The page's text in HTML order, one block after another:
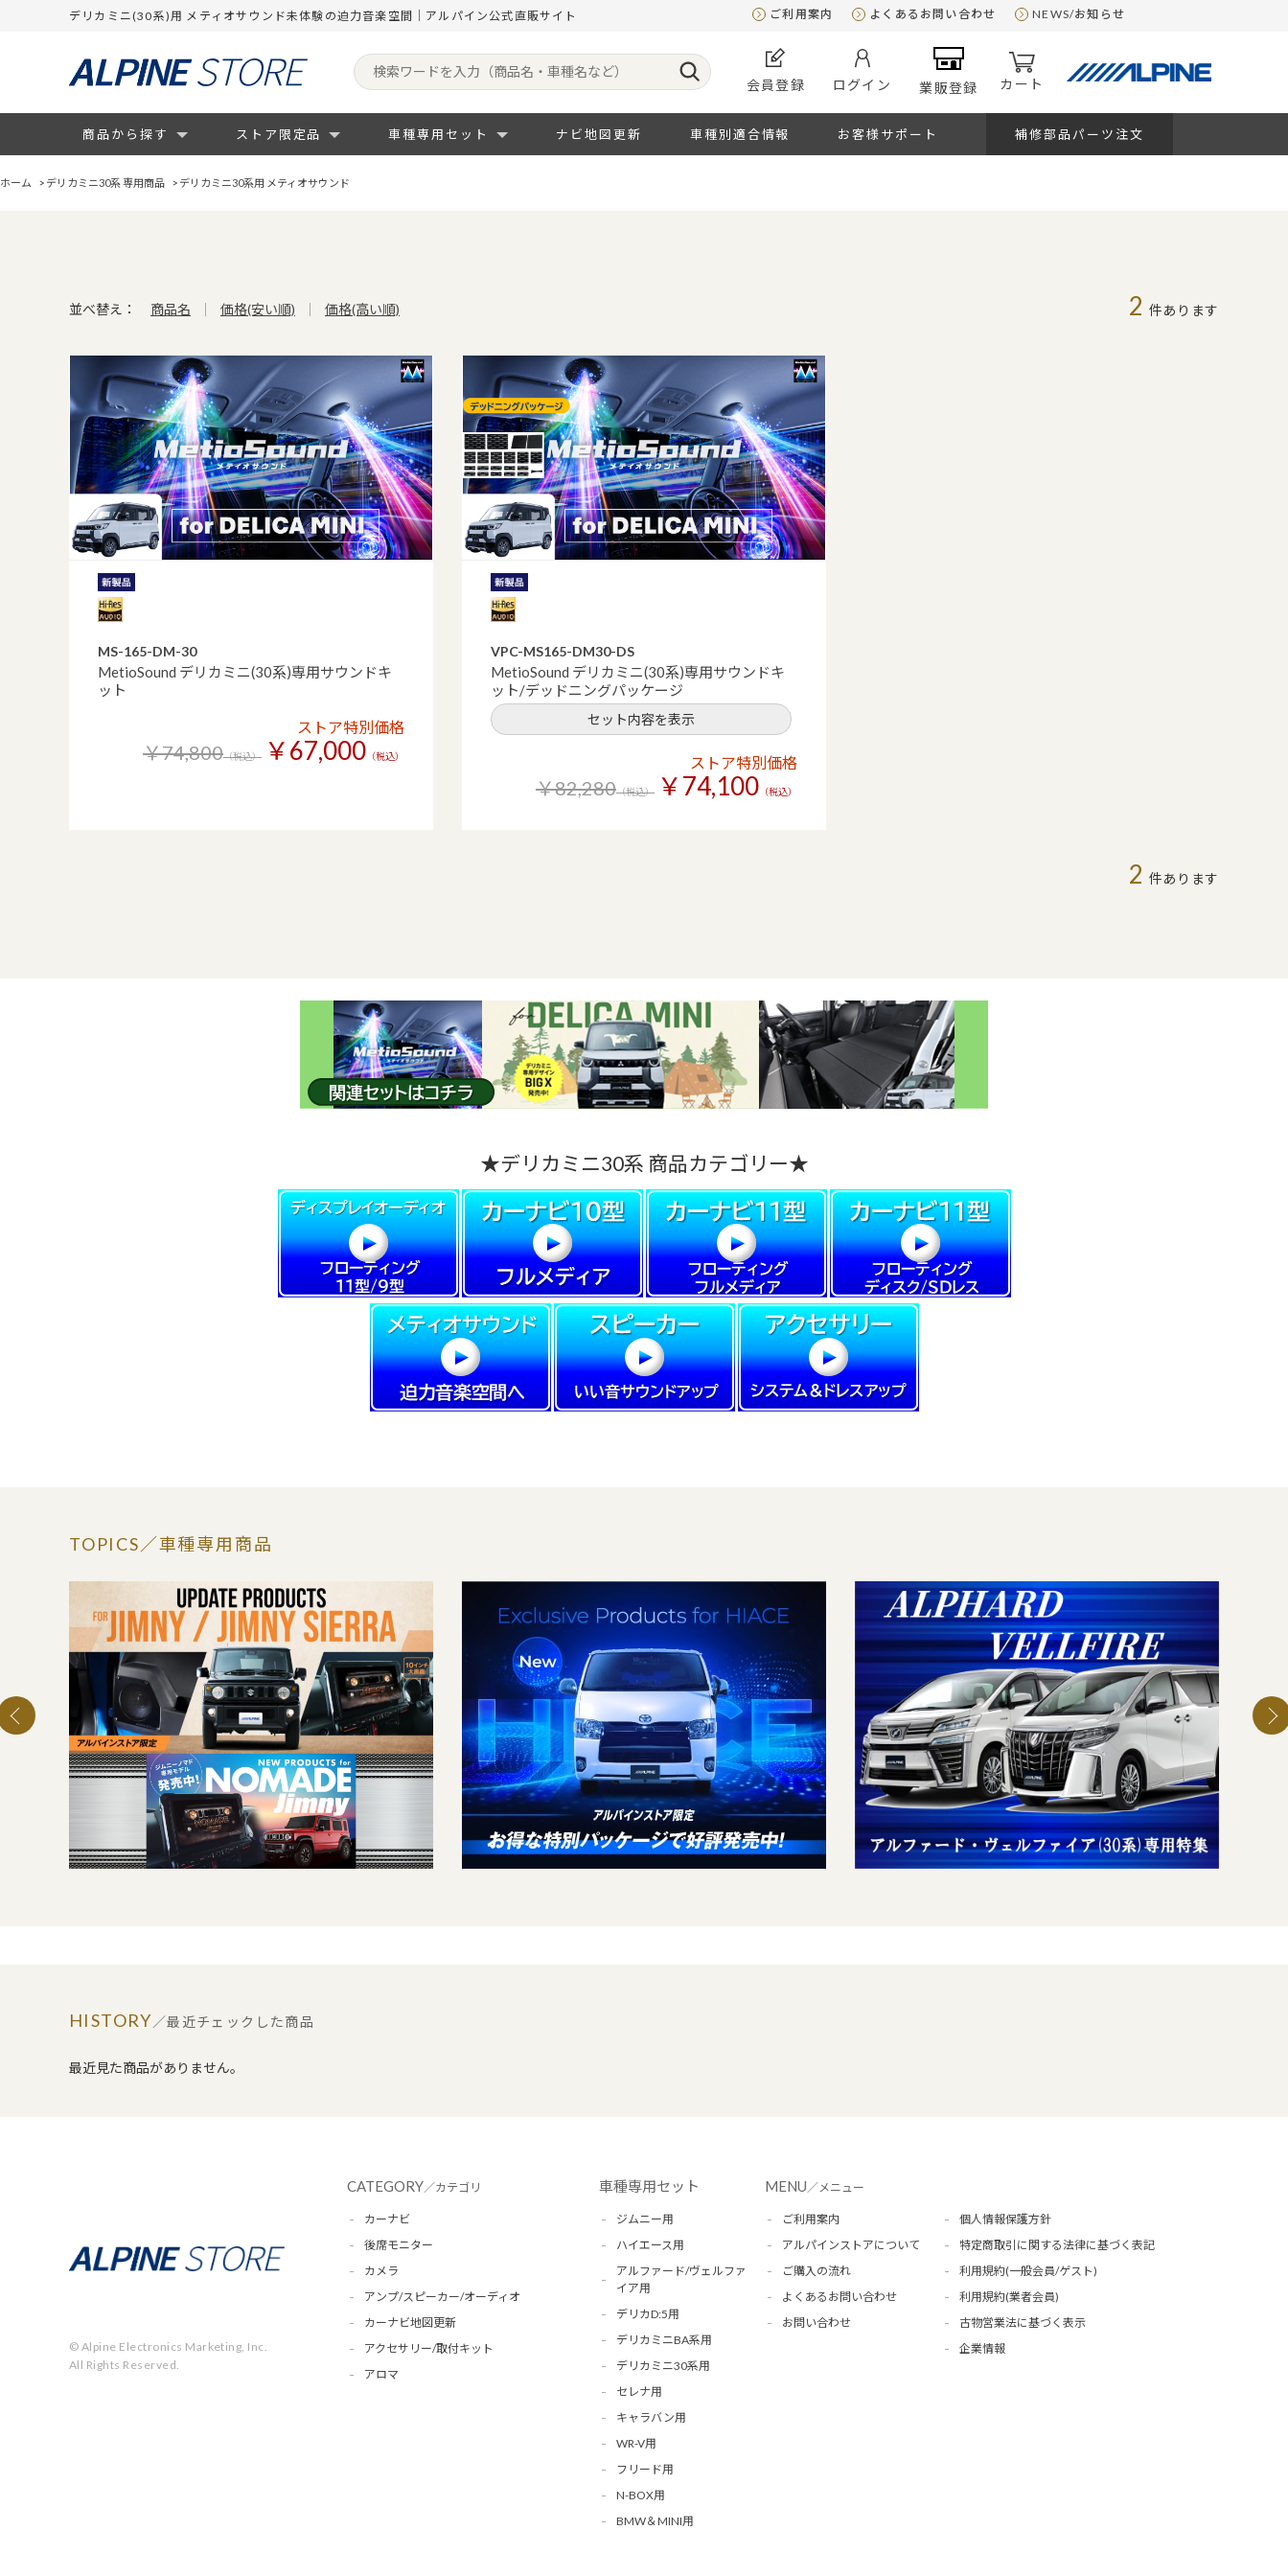
デリカミニ(30系)用 メティオサウンド未体験の迫力音楽空間｜アルパイン公式直販サイト ご利用案内 よくあるお問い合わせ NEWS/お知らせ
会員登録 ログイン 業販登録 カート
商品から探す ストア限定品 車種専用セット ナビ地図更新 車種別適合情報 お客様サポート 補修部品パーツ注文
ホーム > デリカミニ30系 専用商品 > デリカミニ30系用 メティオサウンド
並べ替え： 商品名 価格(安い順) 価格(高い順) 2 件あります
MS-165-DM-30
MetioSound デリカミニ(30系)専用サウンドキ
ット
ストア特別価格
￥74,800（税込） ￥67,000 （税込）
VPC-MS165-DM30-DS
MetioSound デリカミニ(30系)専用サウンドキ
ット/デッドニングパッケージ
セット内容を表示
ストア特別価格
￥82,280（税込） ￥74,100 （税込）
2 件あります
★デリカミニ30系 商品カテゴリー★
TOPICS ／車種専用商品
HISTORY／最近チェックした商品
最近見た商品がありません。
© Alpine Electronics Marketing, Inc.
All Rights Reserved.
CATEGORY／カテゴリ
カーナビ
後席モニター
カメラ
アンプ/スピーカー/オーディオ
カーナビ地図更新
アクセサリー/取付キット
アロマ
車種専用セット
ジムニー用
ハイエース用
アルファード/ヴェルファ
イア用
デリカD:5用
デリカミニBA系用
デリカミニ30系用
セレナ用
キャラバン用
WR-V用
フリード用
N-BOX用
BMW＆MINI用
MENU／メニュー
ご利用案内
アルパインストアについて
ご購入の流れ
よくあるお問い合わせ
お問い合わせ
個人情報保護方針
特定商取引に関する法律に基づく表記
利用規約(一般会員/ゲスト)
利用規約(業者会員)
古物営業法に基づく表示
企業情報